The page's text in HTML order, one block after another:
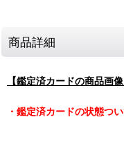
商品詳細
【鑑定済カードの商品画像
・鑑定済カードの状態つ